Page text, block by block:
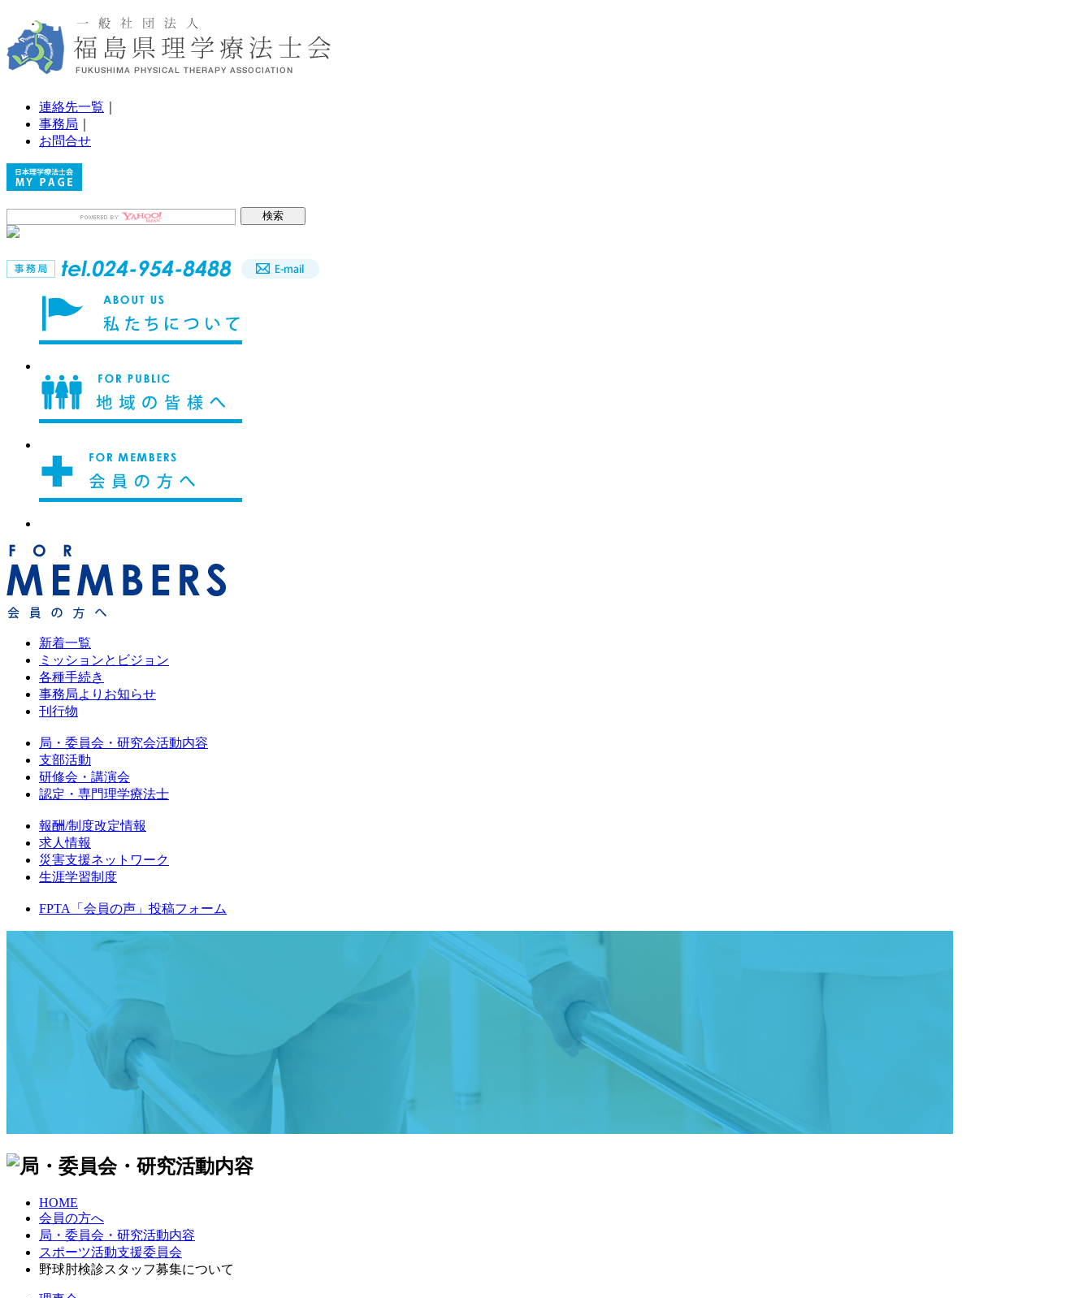
連絡先一覧
事務局
お問合せ
新着一覧
ミッションとビジョン
各種手続き
事務局よりお知らせ
刊行物
局・委員会・研究会活動内容
支部活動
研修会・講演会
認定・専門理学療法士
報酬/制度改定情報
求人情報
災害支援ネットワーク
生涯学習制度
FPTA「会員の声」投稿フォーム
HOME
会員の方へ
局・委員会・研究活動内容
スポーツ活動支援委員会
野球肘検診スタッフ募集について